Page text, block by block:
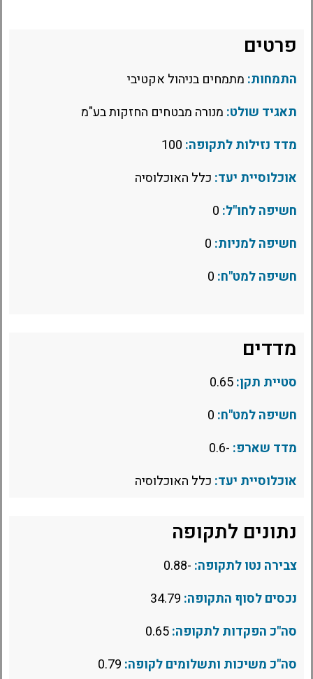
פרטים
התמחות: מתמחים בניהול אקטיבי
תאגיד שולט: מנורה מבטחים החזקות בע"מ
מדד נזילות לתקופה:
אוכלוסיית יעד: כלל האוכלוסיה
חשיפה לחו"ל:
חשיפה למניות:
חשיפה למט"ח:
מדדים
סטיית תקן:
חשיפה למט"ח:
מדד שארפ: -0.6
אוכלוסיית יעד: כלל האוכלוסיה
נתונים לתקופה
צבירה נטו לתקופה: -0.88
נכסים לסוף התקופה:
סה"כ הפקדות לתקופה:
סה"כ משיכות ותשלומים לקופה: